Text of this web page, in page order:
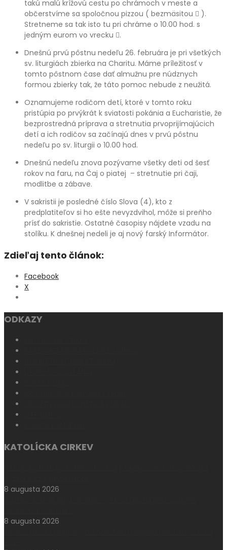
takú malú krížovú cestu po chrámoch v meste a
občerstvíme sa spoločnou pizzou ( bezmäsitou  ).
Stretneme sa tak isto tu pri chráme o 10.00 hod. s
jedným eurom vo vrecku .
Dnešnú prvú pôstnu nedeľu 26. februára je pri všetkých
sv. liturgiách zbierka na Charitu. Máme príležitosť v
tomto pôstnom čase dať almužnu pre núdznych
formou zbierky tak, že táto pomoc nebude z neužitá.
Oznamujeme rodičom detí, ktoré v tomto roku
pristúpia po prvýkrát k sviatosti pokánia a Eucharistie, že
bezprostredná príprava a stretnutia prvoprijímajúcich
detí a ich rodičov sa začínajú dnes v prvú pôstnu
nedeľu po sv. liturgii o 10.00 hod.
Dnešnú nedeľu znova pozývame všetky deti od šesť
rokov na faru, na Čaj o piatej – stretnutie pri čaji,
modlitbe a zábave.
V sakristii je posledné číslo Slova (4), kto z
predplatiteľov si ho ešte nevyzdvihol, môže si preňho
prísť do sakristie. Ostatné časopisy nájdete vzadu na
stolíku. K dnešnej nedeli je aj nový farský Informátor.
Zdieľaj tento článok:
Facebook
X
ODKAZY
KATOLÍCKA CIRKEV
8 augusta 2026
8 augusta 2026